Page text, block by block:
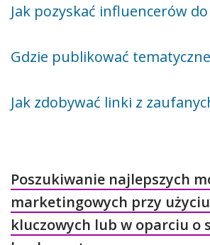
Jak pozyskać influencerów do
Gdzie publikować
Jak zdobywać linki z
Poszukiwanie najlepszych
marketingowych przy
kluczowych lub w oparciu o